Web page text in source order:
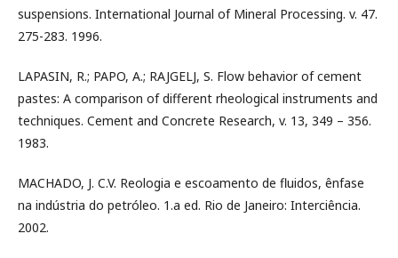
suspensions. International Journal of Mineral Processing. v. 47.
275-283. 1996.
LAPASIN, R.; PAPO, A.; RAJGELJ, S. Flow behavior of cement
pastes: A comparison of different rheological instruments and
techniques. Cement and Concrete Research, v. 13, 349 – 356.
1983.
MACHADO, J. C.V. Reologia e escoamento de fluidos, ênfase
na indústria do petróleo. 1.a ed. Rio de Janeiro: Interciência.
2002.